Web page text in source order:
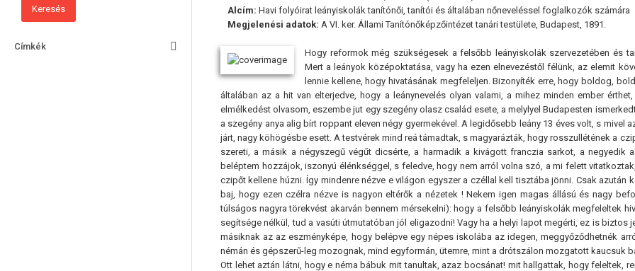
Címkék
Alcím: Havi folyóirat leányiskolák tanítónői, tanítói és általában nőneveléssel foglalkozók számára
Megjelenési adatok: A VI. ker. Állami Tanítónőképzőintézet tanári testülete, Budapest, 1891.
Hogy reformok még szükségesek a felsőbb leányiskolák szervezetében és
Mert a leányok középoktatása, vagy ha ezen elnevezéstől félünk, az elemit
lennie kellene, hogy hivatásának megfeleljen. Bizonyíték erre, hogy boldog,
általában az a hit van elterjedve, hogy a leánynevelés olyan valami, a mihez minden ember
elmélkedést olvasom, eszembe jut egy szegény olasz család esete, a melylyel Budapesten
a szegény anya alig bírt roppant eleven négy gyermekével. A legidősebb leány 13 éves volt, s
járt, nagy köhögésbe esett. A testvérek mind reá támadtak, s magyarázták, hogy rosszullétének a
szereti, a másik a négyszegű végűt dicsérte, a harmadik a kivágott franczia sarkot, a
beléptem hozzájok, iszonyú élénkséggel, s feledve, hogy nem arról volna szó, a mi felett
czipőt kellene húzni. Így mindenre nézve e világon egyszer a czéllal kell tisztába jönni. Csak
baj, hogy ezen czélra nézve is nagyon eltérők a nézetek ! Nekem igen magas állású és nagy
túlságos nagyra törekvést akarván bennem mérsekelni): hogy a felsőbb leányiskolák megfeleltek
segítsége nélkül, tud a vasúti útmutatóban jól eligazodni! Vagy ha a helyi lapot megérti, ez is biztos
másiknak az az eszményképe, hogy belépve egy népes iskolába az idegen, meggyőződhetnék
némán és gépszerű-leg mozognak, mind egyformán, ütemre, mint a drótszálon mozgatott kaucsuk
Ott lehet aztán látni, hogy e néma bábuk mit tanultak, azaz bocsánat! mit hallgattak, hogy feleltek,